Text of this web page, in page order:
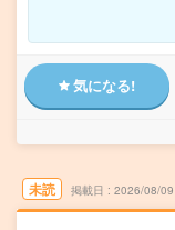
気になる!
未読 掲載日 2026/08/09